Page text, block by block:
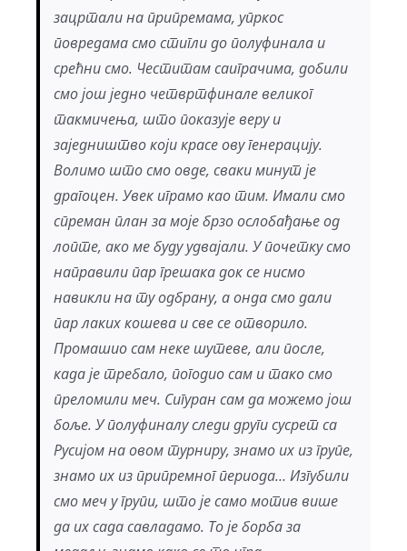
зацртали на припремама, упркос
повредама смо стигли до полуфинала и
срећни смо. Честитам саиграчима, добили
смо још једно четвртфинале великог
такмичења, што показује веру и
заједништво који красе ову генерацију.
Волимо што смо овде, сваки минут је
драгоцен. Увек играмо као тим. Имали смо
спреман план за моје брзо ослобађање од
лопте, ако ме буду удвајали. У почетку смо
направили пар грешака док се нисмо
навикли на ту одбрану, а онда смо дали
пар лаких кошева и све се отворило.
Промашио сам неке шутеве, али после,
када је требало, погодио сам и тако смо
преломили меч. Сигуран сам да можемо још
боље. У полуфиналу следи други сусрет са
Русијом на овом турниру, знамо их из групе,
знамо их из припремног периода… Изгубили
смо меч у групи, што је само мотив више
да их сада савладамо. То је борба за